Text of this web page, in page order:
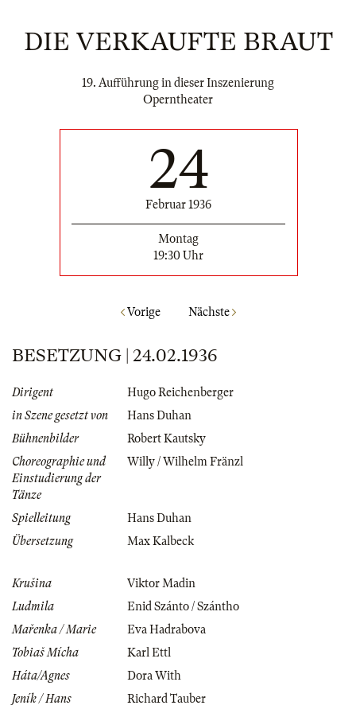
DIE VERKAUFTE BRAUT
19. Aufführung in dieser Inszenierung
Operntheater
24
Februar 1936
Montag
19:30 Uhr
Vorige Nächste
BESETZUNG | 24.02.1936
Dirigent
Hugo Reichenberger
in Szene gesetzt von
Hans Duhan
Bühnenbilder
Robert Kautsky
Choreographie und
Einstudierung der
Tänze
Willy / Wilhelm Fränzl
Spielleitung
Hans Duhan
Übersetzung
Max Kalbeck
Krušina
Viktor Madin
Ludmila
Enid Szánto / Szántho
Mařenka / Marie
Eva Hadrabova
Tobiaš Mícha
Karl Ettl
Háta/Agnes
Dora With
Jeník / Hans
Richard Tauber